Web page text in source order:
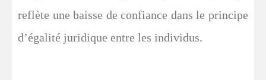
reflète une baisse de confiance dans le principe
d’égalité juridique entre les individus.